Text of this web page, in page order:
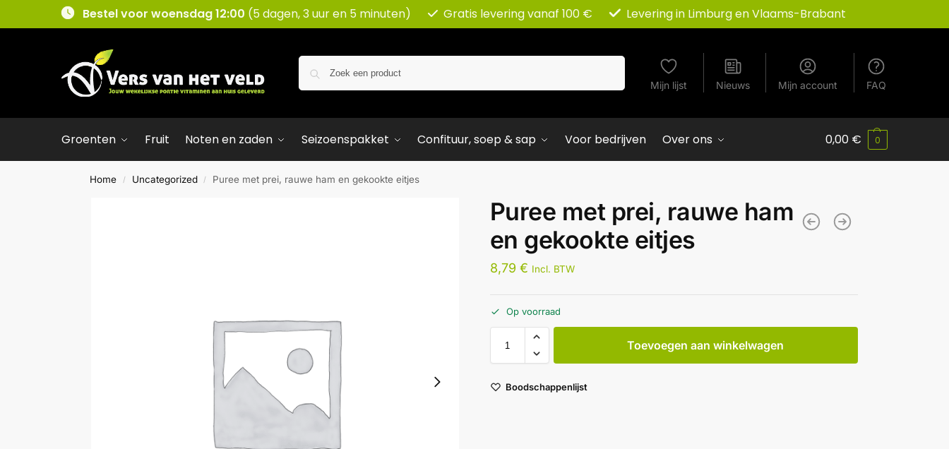
Bestel voor woensdag 12:00 (5 dagen, 3 uur en 5 minuten) Gratis levering vanaf 100 € Levering in Limburg en Vlaams-Brabant
Mijn lijst Nieuws Mijn account FAQ
Groenten Fruit Noten en zaden Seizoenspakket Confituur, soep & sap Voor bedrijven Over ons 0,00 € 0
Home / Uncategorized / Puree met prei, rauwe ham en gekookte eitjes
Puree met prei, rauwe ham
en gekookte eitjes
8,79 € Incl. BTW
Op voorraad
Toevoegen aan winkelwagen
Boodschappenlijst